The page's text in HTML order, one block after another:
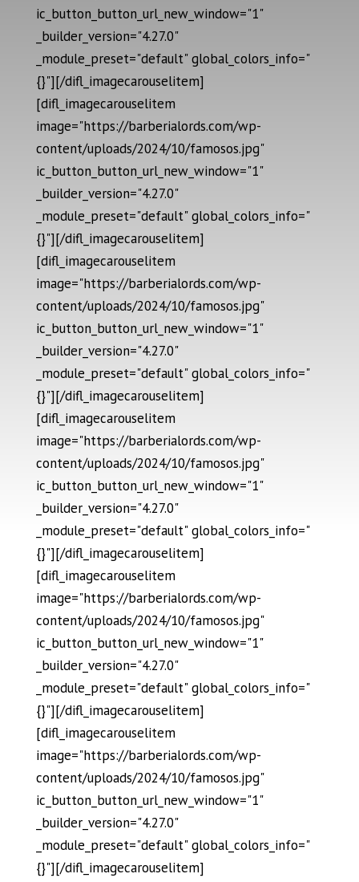
ic_button_button_url_new_window="1"
_builder_version="4.27.0"
_module_preset="default" global_colors_info="
{}"][/difl_imagecarouselitem]
[difl_imagecarouselitem
image="https://barberialords.com/wp-
content/uploads/2024/10/famosos.jpg"
ic_button_button_url_new_window="1"
_builder_version="4.27.0"
_module_preset="default" global_colors_info="
{}"][/difl_imagecarouselitem]
[difl_imagecarouselitem
image="https://barberialords.com/wp-
content/uploads/2024/10/famosos.jpg"
ic_button_button_url_new_window="1"
_builder_version="4.27.0"
_module_preset="default" global_colors_info="
{}"][/difl_imagecarouselitem]
[difl_imagecarouselitem
image="https://barberialords.com/wp-
content/uploads/2024/10/famosos.jpg"
ic_button_button_url_new_window="1"
_builder_version="4.27.0"
_module_preset="default" global_colors_info="
{}"][/difl_imagecarouselitem]
[difl_imagecarouselitem
image="https://barberialords.com/wp-
content/uploads/2024/10/famosos.jpg"
ic_button_button_url_new_window="1"
_builder_version="4.27.0"
_module_preset="default" global_colors_info="
{}"][/difl_imagecarouselitem]
[difl_imagecarouselitem
image="https://barberialords.com/wp-
content/uploads/2024/10/famosos.jpg"
ic_button_button_url_new_window="1"
_builder_version="4.27.0"
_module_preset="default" global_colors_info="
{}"][/difl_imagecarouselitem]